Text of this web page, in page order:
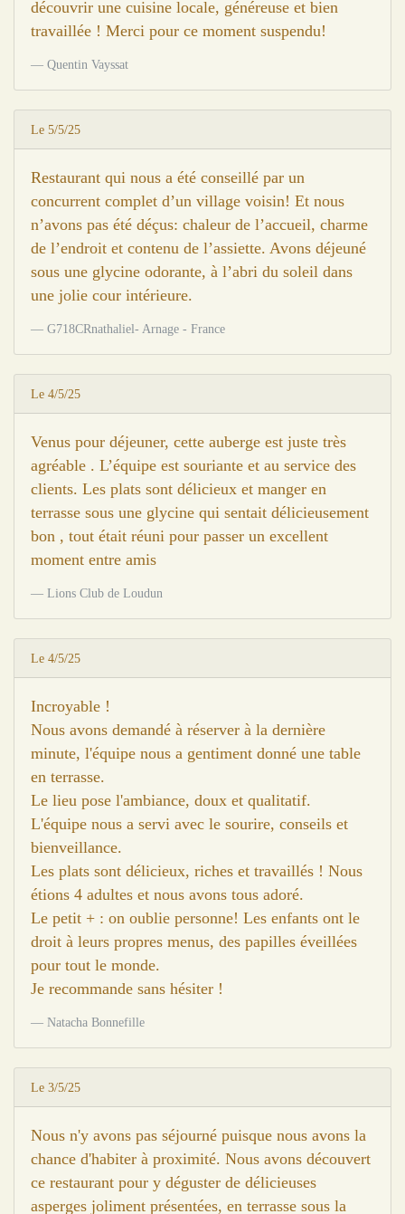
découvrir une cuisine locale, généreuse et bien
travaillée ! Merci pour ce moment suspendu!
Quentin Vayssat
Le 5/5/25
Restaurant qui nous a été conseillé par un
concurrent complet d’un village voisin! Et nous
n’avons pas été déçus: chaleur de l’accueil, charme
de l’endroit et contenu de l’assiette. Avons déjeuné
sous une glycine odorante, à l’abri du soleil dans
une jolie cour intérieure.
G718CRnathaliel- Arnage - France
Le 4/5/25
Venus pour déjeuner, cette auberge est juste très
agréable . L’équipe est souriante et au service des
clients. Les plats sont délicieux et manger en
terrasse sous une glycine qui sentait délicieusement
bon , tout était réuni pour passer un excellent
moment entre amis
Lions Club de Loudun
Le 4/5/25
Incroyable !
Nous avons demandé à réserver à la dernière
minute, l'équipe nous a gentiment donné une table
en terrasse.
Le lieu pose l'ambiance, doux et qualitatif.
L'équipe nous a servi avec le sourire, conseils et
bienveillance.
Les plats sont délicieux, riches et travaillés ! Nous
étions 4 adultes et nous avons tous adoré.
Le petit + : on oublie personne! Les enfants ont le
droit à leurs propres menus, des papilles éveillées
pour tout le monde.
Je recommande sans hésiter !
Natacha Bonnefille
Le 3/5/25
Nous n'y avons pas séjourné puisque nous avons la
chance d'habiter à proximité. Nous avons découvert
ce restaurant pour y déguster de délicieuses
asperges joliment présentées, en terrasse sous la